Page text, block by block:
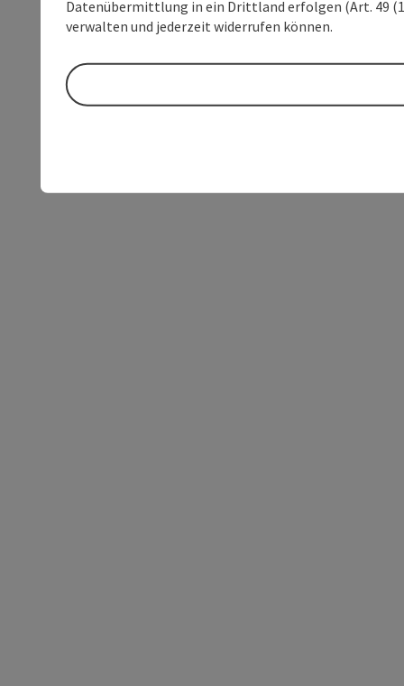
Datenübermittlung in ein Drittland erfolgen (Art. 49
verwalten und jederzeit widerrufen können.